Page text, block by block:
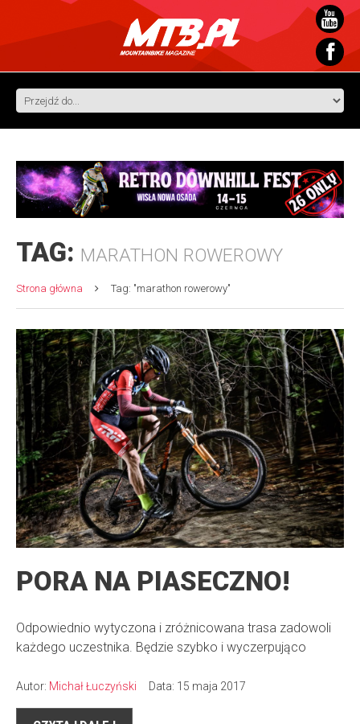
TAG: MARATHON ROWEROWY
Strona główna Tag: "marathon rowerowy"
PORA NA PIASECZNO!
Odpowiednio wytyczona i zróżnicowana trasa zadowoli
każdego uczestnika. Będzie szybko i wyczerpująco
Autor: Michał Łuczyński Data: 15 maja 2017